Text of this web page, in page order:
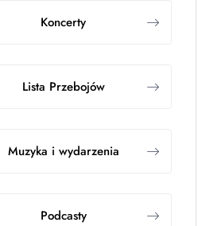
Koncerty
Lista Przebojów
Muzyka i wydarzenia
Podcasty